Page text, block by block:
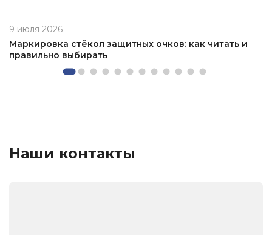
9 июля 2026
Маркировка стёкол защитных очков: как читать и
правильно выбирать
Наши контакты